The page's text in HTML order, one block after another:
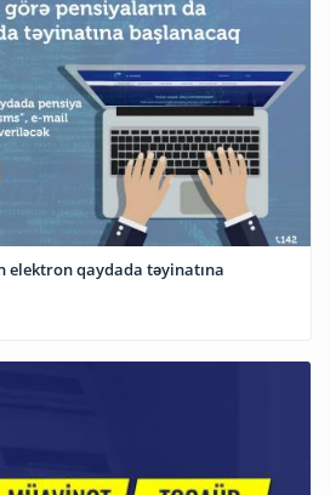
elektron qaydada təyinatına